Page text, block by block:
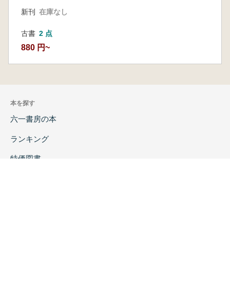
新刊 在庫なし
古書 2 点
880 円~
本を探す
六一書房の本
ランキング
特価図書